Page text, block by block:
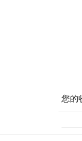
您的